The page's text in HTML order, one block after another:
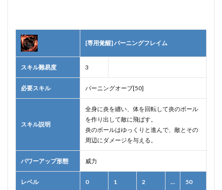
[専用覚醒] バーニングフレイム
スキル難易度 3
必要スキル バーニングオーブ[50]
スキル説明
全身に炎を纏い、体を回転して炎のボール
を作り出して敵に飛ばす。
炎のボールはゆっくりと進んで、敵とその
周辺にダメージを与える。
パワーアップ形態 威力
レベル 0 1 2 … 50